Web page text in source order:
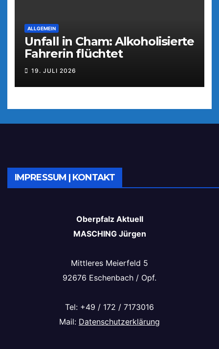
ALLGEMEIN
Unfall in Cham: Alkoholisierte
Fahrerin flüchtet
19. JULI 2026
IMPRESSUM | KONTAKT
Oberpfalz Aktuell
MASCHING Jürgen
Mittleres Meierfeld 5
92676 Eschenbach / Opf.
Tel: +49 / 172 / 7173016
Mail: Datenschutzerklärung